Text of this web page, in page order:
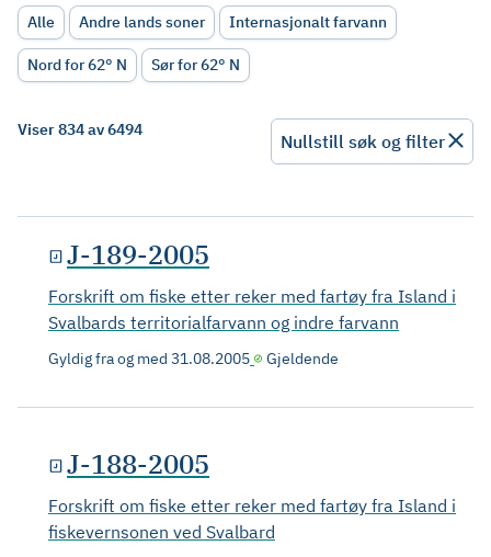
Alle
Andre lands soner Internasjonalt farvann
Nord for 62° N Sør for 62° N
Viser 834 av 6494
Nullstill søk og filter
J-189-2005
Forskrift om fiske etter reker med fartøy fra Island i
Svalbards territorialfarvann og indre farvann
Gyldig fra og med 31.08.2005 Gjeldende
J-188-2005
Forskrift om fiske etter reker med fartøy fra Island i
fiskevernsonen ved Svalbard